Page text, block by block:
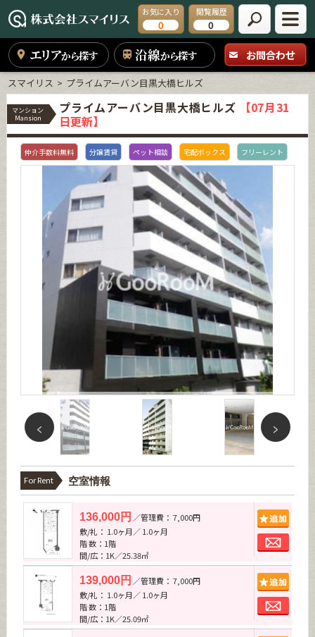
お気に入り
0
閲覧履歴
0
エリアから探す 沿線から探す お問合わせ
スマイリス プライムアーバン目黒大橋ヒルズ
マンション
Mansion
プライムアーバン目黒大橋ヒルズ
【07月31
日更新】
仲介手数料無料 分譲賃貸 ペット相談 宅配ボックス フリーレント
For Rent 空室情報
136,000円 ／管理費： 7,000円
敷/礼： 1.0ヶ月／ 1.0ヶ月
階 数：1階
間/広：1K／25.38㎡
139,000円 ／管理費： 7,000円
敷/礼： 1.0ヶ月／ 1.0ヶ月
階 数：1階
間/広：1K／25.09㎡